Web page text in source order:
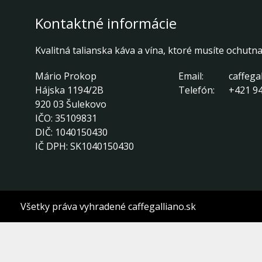
Kontaktné informácie
Kvalitná talianska káva a vína, ktoré musíte
Mário Prokop
Hájska 1194/2B
920 03 Šulekovo
IČO: 35109831
DIČ: 1040150430
IČ DPH: SK1040150430
Email:
Telefón:
+421
Všetky práva vyhradené caffegalliano.sk